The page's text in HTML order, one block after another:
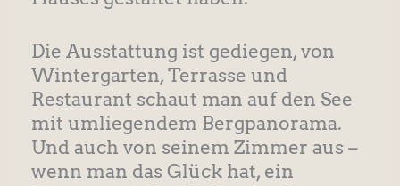
Die Ausstattung ist gediegen, von
Wintergarten, Terrasse und
Restaurant schaut man auf den See
mit umliegendem Bergpanorama.
Und auch von seinem Zimmer aus –
wenn man das Glück hat, ein